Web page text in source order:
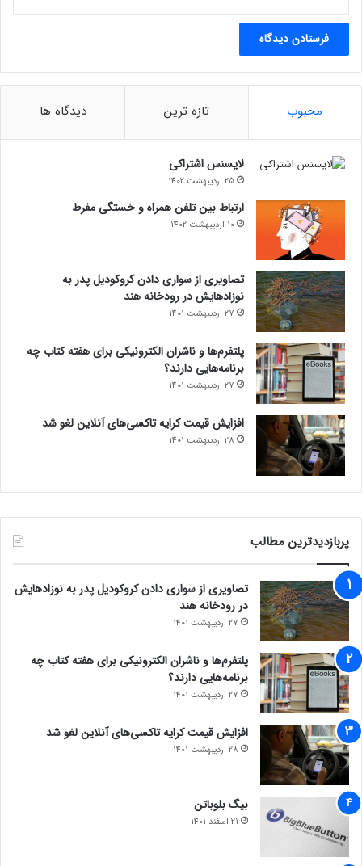
محبوب تازه ترین دیدگاه ها
لایسنس اشتراکی
25 اردیبهشت 1402
ارتباط بین تلفن همراه و خستگی مفرط
10 اردیبهشت 1402
تصاویری از سواری دادن کروکودیل پدر به
نوزادهایش در رودخانه هند
27 اردیبهشت 1401
پلتفرم‌ها و ناشران الکترونیکی برای هفته کتاب چه
برنامه‌هایی دارند؟
27 اردیبهشت 1401
افزایش قیمت کرایه تاکسی‌های آنلاین لغو شد
28 اردیبهشت 1401
پربازدیدترین مطالب
تصاویری از سواری دادن کروکودیل پدر به نوزادهایش
در رودخانه هند
27 اردیبهشت 1401
پلتفرم‌ها و ناشران الکترونیکی برای هفته کتاب چه
برنامه‌هایی دارند؟
27 اردیبهشت 1401
افزایش قیمت کرایه تاکسی‌های آنلاین لغو شد
28 اردیبهشت 1401
بیگ بلوباتن
21 اسفند 1401